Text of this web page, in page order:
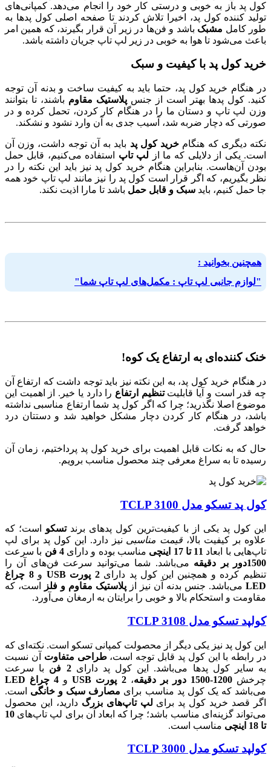
کول پد باز به خوبی و درستی کار خود را انجام می‌دهد. کمپانی‌های
تولید کننده کول پد، اخیرا تلاش کردند تا صفحه اصلی کول پدها به
طور کامل مشبک باشد و فن‌ها در زیر آن قرار بگیرند، که همین امر
باعث می‌شود تا هوا به خوبی در زیر لپ تاپ جریان داشته باشد.
خرید کول پد با کیفیت و سبک
در هنگام خرید کول پد، حتما باید به کیفیت ساخت و بدنه آن توجه
کنید. کول پدها بهتر است از جنس پلاستیک مقاوم باشند، تا بتوانند
وزن لپ تاپ و دستان ما را در هنگام کار کردن، تحمل کرده و در
صورتی که دچار ضربه شد، آسیب جدی به آن وارد نشود و نشکند.
نکته دیگری که هنگام خرید کول پد باید به آن توجه داشت، وزن آن
است. یکی از دلایلی که ما از
لپ تاپ استفاده می‌کنیم، قابل حمل
بودن آن‌هاست. بنابراین هنگام خرید کول پد نیز باید این نکته را در
نظر بگیریم، که اگر قرار است کول پد را نیز مانند لپ تاپ خود همه
جا حمل کنیم، باید سبک و قابل حمل باشد تا مارا اذیت نکند.
همچنین بخوانید :
"لوازم جانبی لپ تاپ : مکمل‌های لپ تاپ شما"
خنک کننده‌ای به ارتفاع یک کوه!
در هنگام خرید کول پد، به این نکته نیز باید توجه داشت که ارتفاع آن
چه قدر است و آیا قابلیتتنظیم ارتفاع را دارد یا خیر. از اهمیت این
موضوع اصلا نگذرید؛ چرا که اگر کول پد شما ارتفاع مناسبی نداشته
باشد، در هنگام کار کردن دچار مشکل خواهید شد و دستتان درد
خواهد گرفت.
حال که به نکات قابل اهمیت برای خرید کول پد پرداختیم، زمان آن
رسیده تا به سراغ معرفی چند محصول مناسب برویم.
کول پد تسکو مدل TCLP 3100
این کول پد یکی از با کیفیت‌ترین کول پدهای برندتسکو است؛ که
علاوه بر کیفیت بالا، قیمت مناسبی نیز دارد. این کول پد برای لپ
تاپ‌هایی با ابعاد 11 تا 17 اینچی مناسب بوده و دارای4 فن
با سرعت
1500دور بر دقیقه
می‌باشد. شما می‌توانید سرعت فن‌های آن را
تنظیم کرده و همچنین این کول پد دارای2 پورت USB و
8 چراغ
LED می‌باشد. جنس بدنه آن نیز از پلاستیک مقاوم و فلز
است، که
مقاومت و استحکام بالا و خوبی را برایتان به ارمغان می‌آورد.
کولپد تسکو مدل TCLP 3108
این کول پد نیز یکی دیگر از محصولت کمپانی تسکو است. نکته‌ای که
در رابطه با این کول پد قابل توجه است، طراحی متفاوت آن نسبت
به سایر کول پدها می‌باشد. این کول پد دارای2 فن
با سرعت
چرخش1200-1500 دور بر دقیقه ،2 پورت USB و 4 چراغ LED
می‌باشد که یک کول پد مناسب برای مصارف سبک و خانگی است.
اگر قصد خرید کول پد برای لپ تاپ‌های بزرگ دارید، این محصول
می‌تواند گزینه‌ای مناسب باشد؛ چرا که ابعاد آن برای لپ تاپ‌های 10
تا 18 اینچی
مناسب است.
کولپد تسکو مدل TCLP 3000